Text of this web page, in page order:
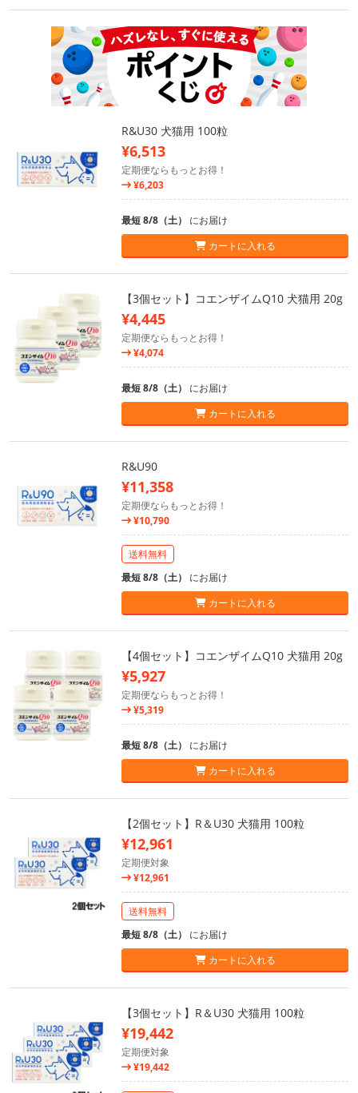
R&U30 犬猫用 100粒
¥6,513
定期便ならもっとお得！
¥6,203
最短 8/8（土） にお届け
カートに入れる
【3個セット】コエンザイムQ10 犬猫用 20g
¥4,445
定期便ならもっとお得！
¥4,074
最短 8/8（土） にお届け
カートに入れる
R&U90
¥11,358
定期便ならもっとお得！
¥10,790
送料無料
最短 8/8（土） にお届け
カートに入れる
【4個セット】コエンザイムQ10 犬猫用 20g
¥5,927
定期便ならもっとお得！
¥5,319
最短 8/8（土） にお届け
カートに入れる
【2個セット】R＆U30 犬猫用 100粒
¥12,961
定期便対象
¥12,961
送料無料
最短 8/8（土） にお届け
カートに入れる
【3個セット】R＆U30 犬猫用 100粒
¥19,442
定期便対象
¥19,442